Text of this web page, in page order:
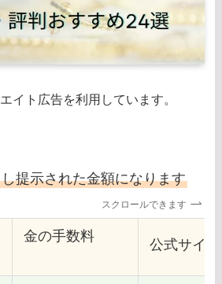
イト広告を利用しています。
提示された金額になります
スクロールできます
金の手数料
公式サイト